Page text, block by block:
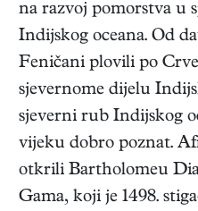
na razvoj pomorstva u
Indijskog oceana. Od
Feničani plovili po
sjevernome dijelu
sjeverni rub Indijskog
vijeku dobro poznat.
otkrili Bartholomeu
Gama, koji je 1498.